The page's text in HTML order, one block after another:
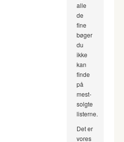
alle
de
fine
bøger
du
ikke
kan
finde
på
mest-
solgte
listerne.
Det er
vores